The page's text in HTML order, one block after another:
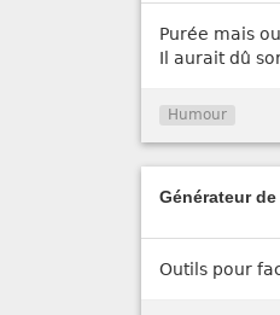
Purée mais
Il aurait dû
Humour
Générateur
Outils pour